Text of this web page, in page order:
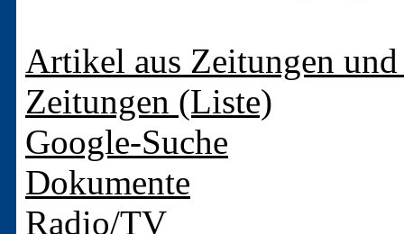
Artikel aus Zeitungen
Zeitungen (Liste)
Google-Suche
Dokumente
Radio/TV